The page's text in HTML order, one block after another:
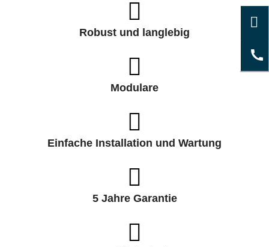
Robust und langlebig
Modulare
Einfache Installation und Wartung
5 Jahre Garantie